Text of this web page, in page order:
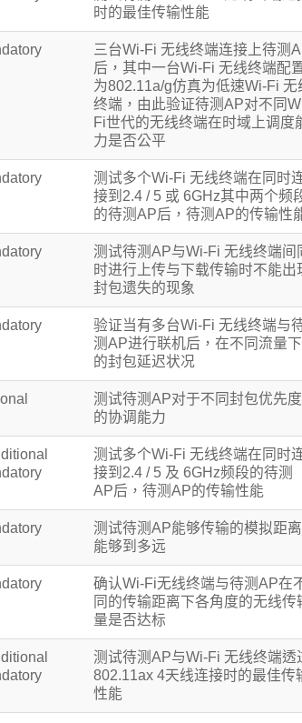
时的最佳传输性能
三台Wi-Fi 无线终端连接上待测
后，其中一台Wi-Fi 无线终端配
为802.11a/g仿真为低速Wi-Fi 无
终端，由此验证待测AP对不同
Fi世代的无线终端在时域上调度
力是否公平
测试多个Wi-Fi 无线终端在同时
接到2.4 / 5 或 6GHz其中两个频
的待测AP后，待测AP的传输性
测试待测AP与Wi-Fi 无线终端间
时进行上传与下载传输时不能出
封包遗失的现象
验证当有多台Wi-Fi 无线终端与
测AP进行联机后，在不同流量下
的封包延迟状况
测试待测AP对于不同封包优先度
的协调能力
测试多个Wi-Fi 无线终端在同时
接到2.4 / 5 及 6GHz频段的待测
AP后，待测AP的传输性能
测试待测AP能够传输的模拟距离
能够到多远
确认Wi-Fi无线终端与待测AP在
同的传输距离下各角度的无线传
量是否达标
测试待测AP与Wi-Fi 无线终端透
802.11ax 4天线连接时的最佳传
性能